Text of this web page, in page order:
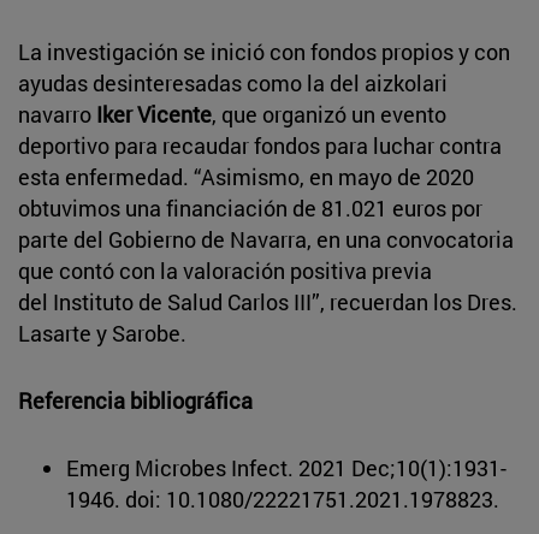
La investigación se inició con fondos propios y con
ayudas desinteresadas como la del aizkolari
navarro Iker Vicente, que organizó un evento
deportivo para recaudar fondos para luchar contra
esta enfermedad. “Asimismo, en mayo de 2020
obtuvimos una financiación de 81.021 euros por
parte del Gobierno de Navarra, en una convocatoria
que contó con la valoración positiva previa
del Instituto de Salud Carlos III”, recuerdan los Dres.
Lasarte y Sarobe.
Referencia bibliográfica
Emerg Microbes Infect. 2021 Dec;10(1):1931-
1946. doi: 10.1080/22221751.2021.1978823.